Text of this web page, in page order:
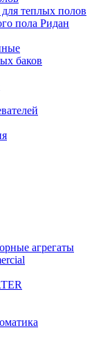
теплых полов
пола Ридан
баков
агрегаты